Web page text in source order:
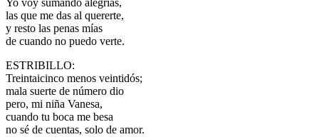
Yo voy sumando alegrías,
las que me das al quererte,
y resto las penas mías
de cuando no puedo verte.
ESTRIBILLO:
Treintaicinco menos veintidós;
mala suerte de número dio
pero, mi niña Vanesa,
cuando tu boca me besa
no sé de cuentas, solo de amor.